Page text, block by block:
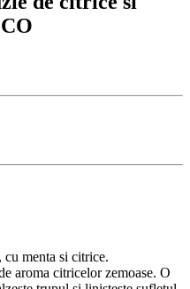
menta si citrice.
aroma citricelor zemoase. O